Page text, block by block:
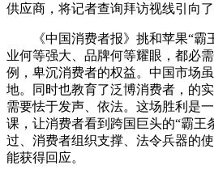
供应商，将记者查询拜访视线引向了
《中国消费者报》挑和苹果“霸
业何等强大、品牌何等耀眼，都必
例，卑沉消费者的权益。中国市场
地。同时也教育了泛博消费者，的
需要怯于发声、依法。这场胜利是
课，让消费者看到跨国巨头的“霸王
过、消费者组织支撑、法令兵器的
能获得回应。